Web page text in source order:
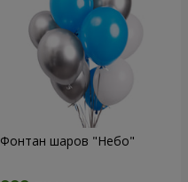
Фонтан шаров "Небо"